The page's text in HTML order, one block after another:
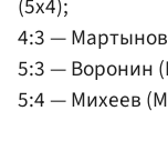
(5x4);
4:3 —
5:3 — Воронин
5:4 — Михеев